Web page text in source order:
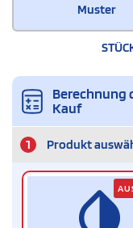
Muster
Berechnung
Kauf
1 Produkt